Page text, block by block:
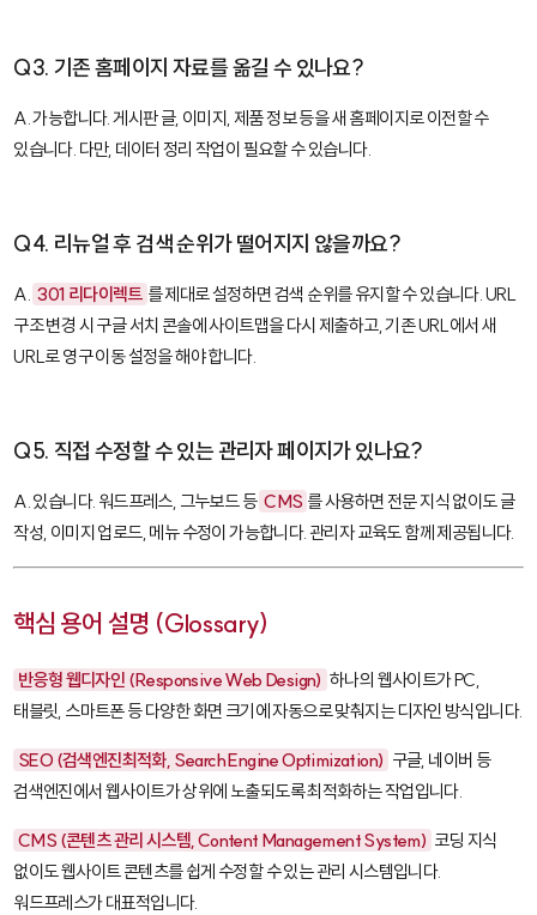
Q3. 기존 홈페이지 자료를 옮길 수 있나요?
A. 가능합니다. 게시판 글, 이미지, 제품 정보 등을 새 홈페이지로 이전할 수
있습니다. 다만, 데이터 정리 작업이 필요할 수 있습니다.
Q4. 리뉴얼 후 검색 순위가 떨어지지 않을까요?
A. 301 리다이렉트 를 제대로 설정하면 검색 순위를 유지할 수 있습니다. URL
구조 변경 시 구글 서치 콘솔에 사이트맵을 다시 제출하고, 기존 URL에서 새
URL로 영구 이동 설정을 해야 합니다.
Q5. 직접 수정할 수 있는 관리자 페이지가 있나요?
A. 있습니다. 워드프레스, 그누보드 등 CMS 를 사용하면 전문 지식 없이도 글
작성, 이미지 업로드, 메뉴 수정이 가능합니다. 관리자 교육도 함께 제공됩니다.
핵심 용어 설명 (Glossary)
반응형 웹디자인 (Responsive Web Design) 하나의 웹사이트가 PC,
태블릿, 스마트폰 등 다양한 화면 크기에 자동으로 맞춰지는 디자인 방식입니다.
SEO (검색엔진최적화, Search Engine Optimization) 구글, 네이버 등
검색엔진에서 웹사이트가 상위에 노출되도록 최적화하는 작업입니다.
CMS (콘텐츠 관리 시스템, Content Management System) 코딩 지식
없이도 웹사이트 콘텐츠를 쉽게 수정할 수 있는 관리 시스템입니다.
워드프레스가 대표적입니다.